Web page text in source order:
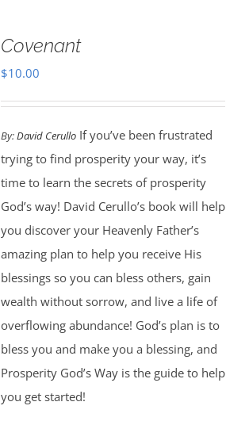
Covenant
$10.00
By:David CerulloIf you’ve been frustrated
trying to find prosperity your way, it’s
time to learn the secrets of prosperity
God’s way! David Cerullo’s book will help
you discover your Heavenly Father’s
amazing plan to help you receive His
blessings so you can bless others, gain
wealth without sorrow, and live a life of
overflowing abundance! God’s plan is to
bless you and make you a blessing, and
Prosperity God’s Way is the guide to help
you get started!